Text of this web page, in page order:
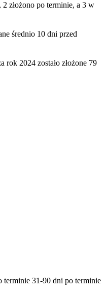
złożono po terminie, a 3 w
średnio 10 dni przed
rok 2024 zostało złożone 79
terminie 31-90 dni po terminie